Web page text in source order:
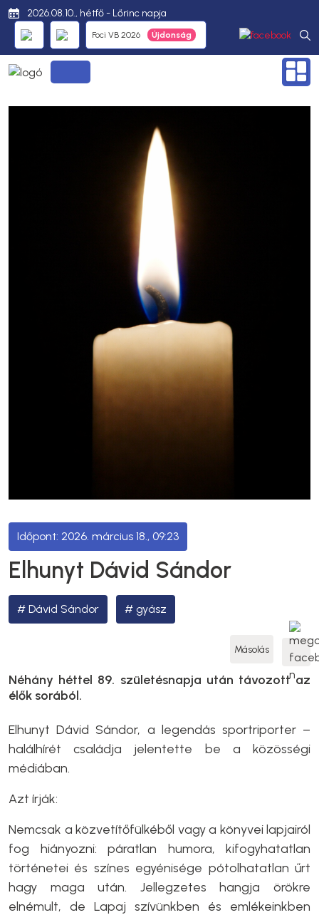
2026.08.10., hétfő - Lőrinc napja
Foci VB 2026
2026. március 18., 09:23
Elhunyt Dávid Sándor
Dávid Sándor gyász
Másolás
Néhány héttel 89. születésnapja után távozott az
élők sorából.
Elhunyt Dávid Sándor, a legendás sportriporter –
halálhírét családja jelentette be a közösségi
médiában.
Azt írják:
Nemcsak a közvetítőfülkéből vagy a könyvei lapjairól
fog hiányozni: páratlan humora, kifogyhatatlan
történetei és színes egyénisége pótolhatatlan űrt
hagy maga után. Jellegzetes hangja örökre
elnémult, de Lapaj szívünkben és emlékeinkben